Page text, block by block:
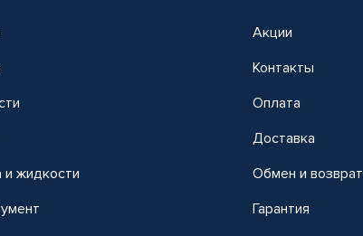
и жидкости
Акции
Контакты
Оплата
Доставка
Обмен и возврат
Гарантия